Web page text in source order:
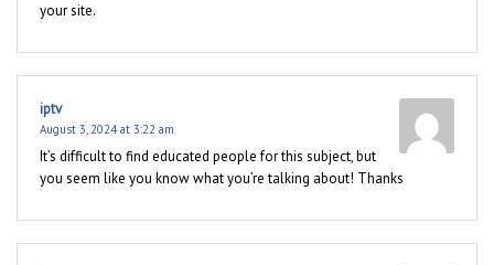
your site.
iptv
August 3, 2024 at 3:22 am
It’s difficult to find educated people for this subject, but
you seem like you know what you’re talking about! Thanks